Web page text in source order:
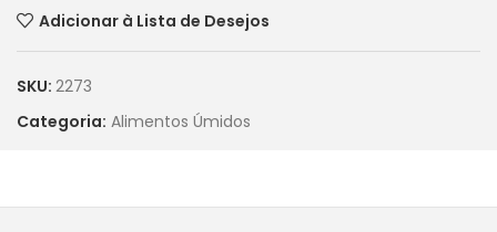
Adicionar à Lista de Desejos
SKU: 2273
Categoria: Alimentos Úmidos